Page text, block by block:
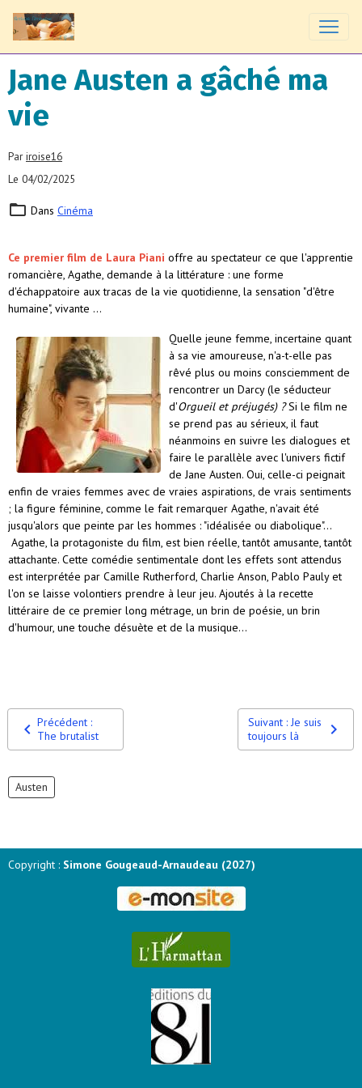
Jane Austen a gâché ma
vie
Pariroise16
Le 04/02/2025
Dans Cinéma
Ce premier film de Laura Piani offre au spectateur ce que l'apprentie
romancière, Agathe, demande à la littérature : une forme
d'échappatoire aux tracas de la vie quotidienne, la sensation "d'être
humaine", vivante …
Quelle jeune femme, incertaine quant
à sa vie amoureuse, n'a-t-elle pas
rêvé plus ou moins consciemment de
rencontrer un Darcy (le séducteur
d'Orgueil et préjugés) ?Si le film ne
se prend pas au sérieux, il faut
néanmoins en suivre les dialogues et
faire le parallèle avec l'univers fictif
de Jane Austen. Oui, celle-ci peignait
enfin de vraies femmes avec de vraies aspirations, de vrais sentiments
; la figure féminine, comme le fait remarquer Agathe, n'avait été
jusqu'alors que peinte par les hommes : "idéalisée ou diabolique"...
Agathe, la protagoniste du film, est bien réelle, tantôt amusante, tantôt
attachante. Cette comédie sentimentale dont les effets sont attendus
est interprétée par Camille Rutherford, Charlie Anson, Pablo Pauly et
l'on se laisse volontiers prendre à leur jeu. Ajoutés à la recette
littéraire de ce premier long métrage, un brin de poésie, un brin
d'humour, une touche désuète et de la musique…
Précédent :
The brutalist
Suivant : Je suis
toujours là
Austen
Copyright : Simone Gougeaud-Arnaudeau (2027)